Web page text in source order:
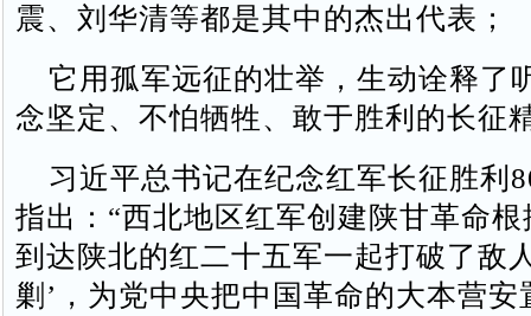
震、刘华清等都是其中的杰出代表；
它用孤军远征的壮举，生动诠释了
念坚定、不怕牺牲、敢于胜利的长征
习近平总书记在纪念红军长征胜利
指出：“西北地区红军创建陕甘革命
到达陕北的红二十五军一起打破了敌
剿’，为党中央把中国革命的大本营